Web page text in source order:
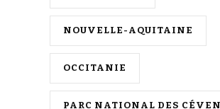
NOUVELLE-AQUITAINE
OCCITANIE
PARC NATIONAL DES